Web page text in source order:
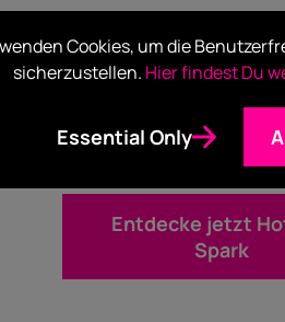
Spark
Bring gerne alle deine
Entdecke jetzt
Spark
Cookies, um die
sicherzustellen. Hier findest Du
Essential Only